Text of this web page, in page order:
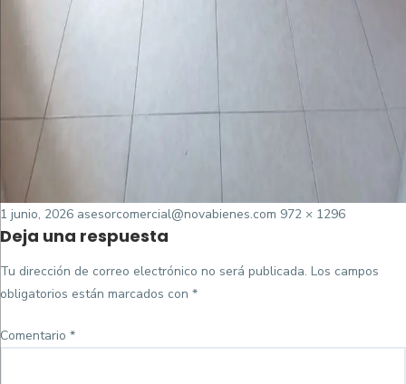
Posted
on
1 junio, 2026 asesorcomercial@novabienes.com Tamaño
972 × 1296
Deja una respuesta
Tu dirección de correo electrónico no será publicada. Los campos
obligatorios están marcados con *
Comentario *